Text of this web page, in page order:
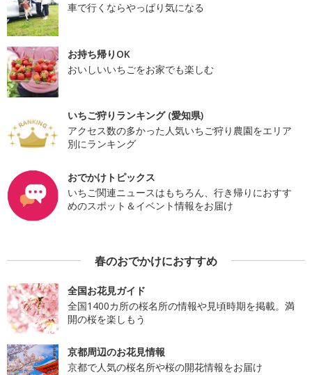
車で行くならやっぱり気になる
お持ち帰りOK
おいしいいちごをお家でも楽しむ
いちご狩りランキング (愛知県)
アクセス数の多かった人気いちご狩り農園をエリア
別にランキング
おでかけトピックス
いちご関連ニュースはもちろん、行き帰りにおすす
めのスポット＆イベント情報をお届け
春のおでかけにおすすめ
全国お花見ガイド
全国1400カ所の桜名所の情報や見頃時期を掲載。満
開の桜を楽しもう
京都周辺のお花見情報
京都で人気の桜名所や桜の開花情報をお届け